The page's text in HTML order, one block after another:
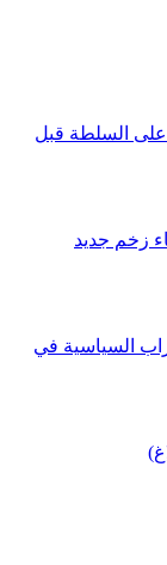
على السلطة قبل
زخم جديد
السياسية في